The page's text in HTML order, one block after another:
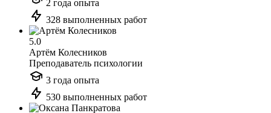
2 года опыта
328 выполненных работ
5.0
Артём Колесников
Преподаватель психологии
3 года опыта
530 выполненных работ